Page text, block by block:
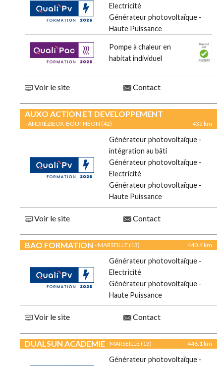
Electricité
Générateur photovoltaïque -
Haute Puissance
Pompe à chaleur en
habitat individuel
Voir le site Contact
AUXO ACTION ET DEVELOPPEMENT
- ANDRÉZIEUX-BOUTHÉON (42) 435 km
Générateur photovoltaïque -
intégration au bâti
Générateur photovoltaïque -
Electricité
Générateur photovoltaïque -
Haute Puissance
Voir le site Contact
BAO FORMATION - MARSEILLE (13) 440.4 km
Générateur photovoltaïque -
Electricité
Générateur photovoltaïque -
Haute Puissance
Voir le site Contact
DUALSUN ACADEMIE - MARSEILLE (13) 446.1 km
Générateur photovoltaïque -